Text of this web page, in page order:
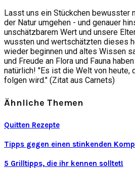
Lasst uns ein Stückchen bewusster
der Natur umgehen - und genauer
unschätzbarem Wert und unsere
wussten und wertschätzten dieses
wieder beginnen und altes Wissen
und Freude an Flora und Fauna
natürlich! "Es ist die Welt von heute,
folgen wird." (Zitat aus Carnets)
Ähnliche Themen
Quitten Rezepte
Tipps gegen einen stinkenden
5 Grilltipps, die ihr kennen solltet!